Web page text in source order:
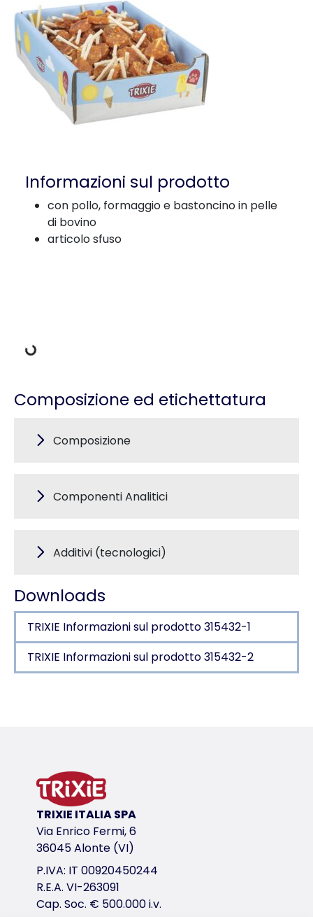
Informazioni sul prodotto
con pollo, formaggio e bastoncino in pelle
di bovino
articolo sfuso
Dati di carico
Composizione ed etichettatura
Composizione
Componenti Analitici
Additivi (tecnologici)
Downloads
TRIXIE Informazioni sul prodotto 315432-1
TRIXIE Informazioni sul prodotto 315432-2
variante di prodotto
variante di prodotto: numero unico del
Misure
10 cm
Contenuto/Peso
20 gr.
TRIXIE ITALIA SPA
Via Enrico Fermi, 6
36045 Alonte (VI)
P.IVA: IT 00920450244
R.E.A. VI-263091
Cap. Soc. € 500.000 i.v.